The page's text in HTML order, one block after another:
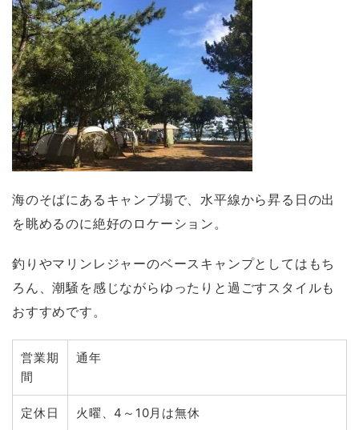
海のそばにあるキャンプ場で、水平線から昇る日の出
を眺めるのに絶好のロケーション。
釣りやマリンレジャーのベースキャンプとしてはもち
ろん、潮騒を感じながらゆったりと過ごすスタイルも
おすすめです。
営業期
間
通年
定休日 火曜、4～10月は無休